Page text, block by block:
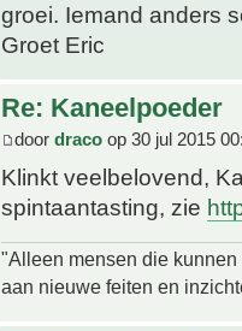
groei. Iemand anders
Groet Eric
Re: Kaneelpoeder
door draco op 30 jul 2015
Klinkt veelbelovend,
spintaantasting, zie
"Alleen mensen die
aan nieuwe feiten en